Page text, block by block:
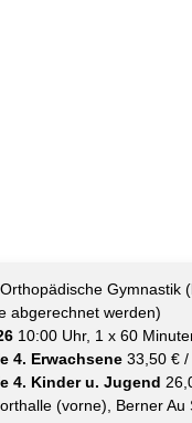
Gymnastik
abgerechnet werden)
10:00 Uhr, 1 x 60
4. Erwachsene 33,50 €
4. Kinder u. Jugend
(vorne), Berner Au